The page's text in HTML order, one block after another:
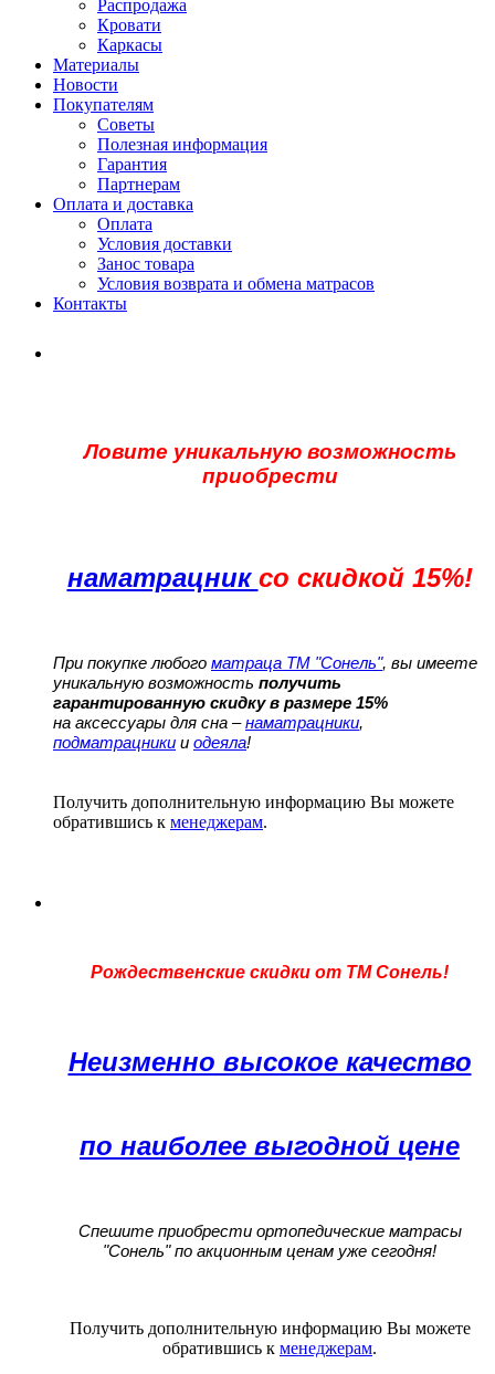
Распродажа
Кровати
Каркасы
Материалы
Новости
Покупателям
Советы
Полезная информация
Гарантия
Партнерам
Оплата и доставка
Оплата
Условия доставки
Занос товара
Условия возврата и обмена матрасов
Контакты
Ловите уникальную возможность
приобрести
наматрацник со скидкой 15%!
При покупке любого матраца ТМ "Сонель", вы имеете
уникальную возможность получить
гарантированную скидку в размере 15%
на аксессуары для сна –наматрацники,
подматрацники и одеяла!
Получить дополнительную информацию Вы можете
обратившись к менеджерам.
Рождественские скидки от ТМ Сонель!
Неизменно высокое качество
по наиболее выгодной цене
Спешите приобрести ортопедические матрасы
"Сонель" по акционным ценам уже сегодня!
Получить дополнительную информацию Вы можете
обратившись к менеджерам.